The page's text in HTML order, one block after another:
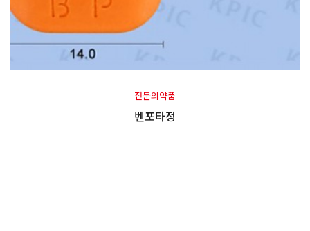
전문의약품
벤포타정